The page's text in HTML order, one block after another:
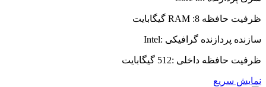
ظرفیت حافظه RAM :8 گیگابایت
سازنده پردازنده گرافیکی :Intel
ظرفیت حافظه داخلی :512 گیگابایت
نمایش سریع